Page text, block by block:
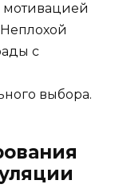
мотивацией
с
выбора.